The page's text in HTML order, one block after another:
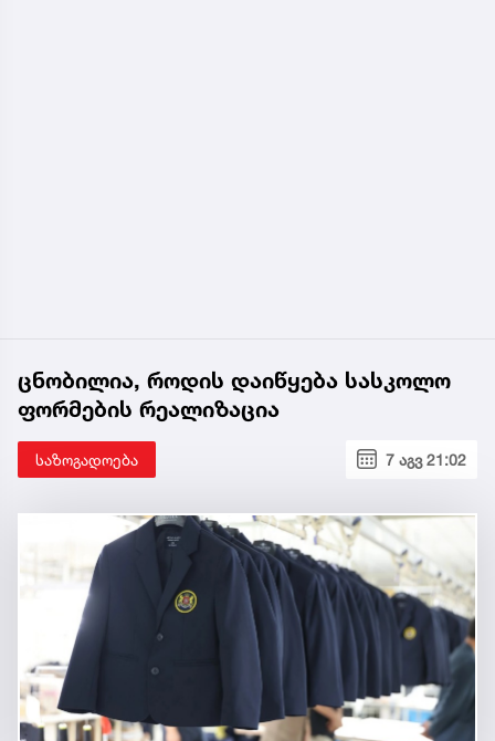
ცნობილია, როდის დაიწყება სასკოლო
ფორმების რეალიზაცია
საზოგადოება 7 აგვ 21:02